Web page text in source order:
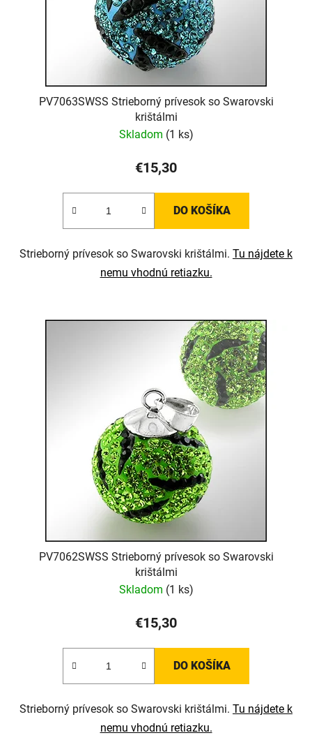
PV7063SWSS Strieborný prívesok so Swarovski
krištálmi
Skladom (1 ks)
€15,30
DO KOŠÍKA
Strieborný prívesok so Swarovski krištálmi. Tu nájdete k
nemu vhodnú retiazku.
PV7062SWSS Strieborný prívesok so Swarovski
krištálmi
Skladom (1 ks)
€15,30
DO KOŠÍKA
Strieborný prívesok so Swarovski krištálmi. Tu nájdete k
nemu vhodnú retiazku.